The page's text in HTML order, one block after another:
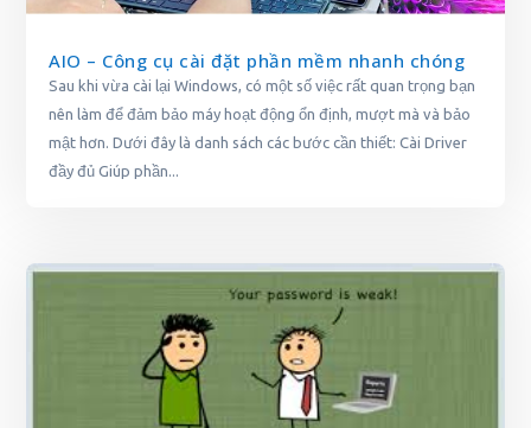
AIO – Công cụ cài đặt phần mềm nhanh chóng
Sau khi vừa cài lại Windows, có một số việc rất quan trọng bạn
nên làm để đảm bảo máy hoạt động ổn định, mượt mà và bảo
mật hơn. Dưới đây là danh sách các bước cần thiết: Cài Driver
đầy đủ Giúp phần...